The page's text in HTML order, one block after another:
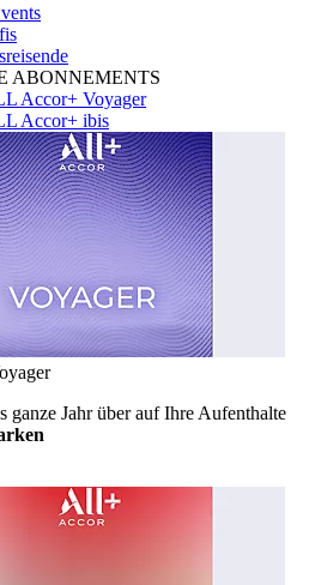
ABONNEMENTS
Accor+ Voyager
Accor+ ibis
ganze Jahr über auf Ihre Aufenthalte